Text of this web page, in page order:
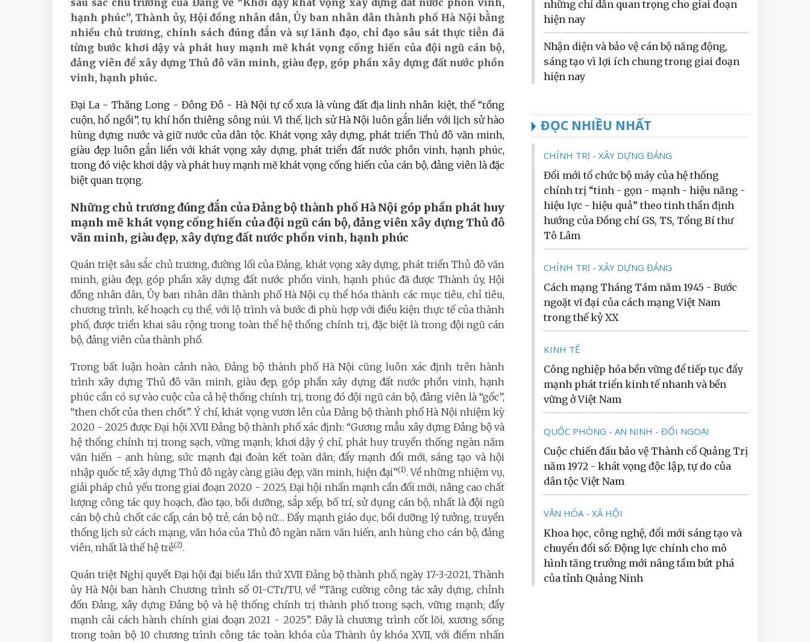
sâu sắc chủ trương của Đảng về “Khơi dậy khát vọng xây dựng đất nước phồn vinh,
hạnh phúc”, Thành ủy, Hội đồng nhân dân, Ủy ban nhân dân thành phố Hà Nội bằng
nhiều chủ trương, chính sách đúng đắn và sự lãnh đạo, chỉ đạo sâu sát thực tiễn đã
từng bước khơi dậy và phát huy mạnh mẽ khát vọng cống hiến của đội ngũ cán bộ,
đảng viên để xây dựng Thủ đô văn minh, giàu đẹp, góp phần xây dựng đất nước phồn
vinh, hạnh phúc.
Đại La - Thăng Long - Đông Đô - Hà Nội tự cổ xưa là vùng đất địa linh nhân kiệt, thế “rồng
cuộn, hổ ngồi”, tụ khí hồn thiêng sông núi. Vì thế, lịch sử Hà Nội luôn gắn liền với lịch sử hào
hùng dựng nước và giữ nước của dân tộc. Khát vọng xây dựng, phát triển Thủ đô văn minh,
giàu đẹp luôn gắn liền với khát vọng xây dựng, phát triển đất nước phồn vinh, hạnh phúc,
trong đó việc khơi dậy và phát huy mạnh mẽ khát vọng cống hiến của cán bộ, đảng viên là đặc
biệt quan trọng.
Những chủ trương đúng đắn của Đảng bộ thành phố Hà Nội góp phần phát huy
mạnh mẽ khát vọng cống hiến của đội ngũ cán bộ, đảng viên xây dựng Thủ đô
văn minh, giàu đẹp, xây dựng đất nước phồn vinh, hạnh phúc
Quán triệt sâu sắc chủ trương, đường lối của Đảng, khát vọng xây dựng, phát triển Thủ đô văn
minh, giàu đẹp, góp phần xây dựng đất nước phồn vinh, hạnh phúc đã được Thành ủy, Hội
đồng nhân dân, Ủy ban nhân dân thành phố Hà Nội cụ thể hóa thành các mục tiêu, chỉ tiêu,
chương trình, kế hoạch cụ thể, với lộ trình và bước đi phù hợp với điều kiện thực tế của thành
phố, được triển khai sâu rộng trong toàn thể hệ thống chính trị, đặc biệt là trong đội ngũ cán
bộ, đảng viên của thành phố.
Trong bất luận hoàn cảnh nào, Đảng bộ thành phố Hà Nội cũng luôn xác định trên hành
trình xây dựng Thủ đô văn minh, giàu đẹp, góp phần xây dựng đất nước phồn vinh, hạnh
phúc cần có sự vào cuộc của cả hệ thống chính trị, trong đó đội ngũ cán bộ, đảng viên là “gốc”,
“then chốt của then chốt”. Ý chí, khát vọng vươn lên của Đảng bộ thành phố Hà Nội nhiệm kỳ
2020 - 2025 được Đại hội XVII Đảng bộ thành phố xác định: “Gương mẫu xây dựng Đảng bộ và
hệ thống chính trị trong sạch, vững mạnh; khơi dậy ý chí, phát huy truyền thống ngàn năm
văn hiến - anh hùng, sức mạnh đại đoàn kết toàn dân; đẩy mạnh đổi mới, sáng tạo và hội
nhập quốc tế; xây dựng Thủ đô ngày càng giàu đẹp, văn minh, hiện đại”(1). Về những nhiệm vụ,
giải pháp chủ yếu trong giai đoạn 2020 - 2025, Đại hội nhấn mạnh cần đổi mới, nâng cao chất
lượng công tác quy hoạch, đào tạo, bồi dưỡng, sắp xếp, bố trí, sử dụng cán bộ, nhất là đội ngũ
cán bộ chủ chốt các cấp, cán bộ trẻ, cán bộ nữ… Đẩy mạnh giáo dục, bồi dưỡng lý tưởng, truyền
thống lịch sử cách mạng, văn hóa của Thủ đô ngàn năm văn hiến, anh hùng cho cán bộ, đảng
viên, nhất là thế hệ trẻ(2).
Quán triệt Nghị quyết Đại hội đại biểu lần thứ XVII Đảng bộ thành phố, ngày 17-3-2021, Thành
ủy Hà Nội ban hành Chương trình số 01-CTr/TU, về “Tăng cường công tác xây dựng, chỉnh
đốn Đảng, xây dựng Đảng bộ và hệ thống chính trị thành phố trong sạch, vững mạnh; đẩy
mạnh cải cách hành chính giai đoạn 2021 - 2025”. Đây là chương trình cốt lõi, xương sống
trong toàn bộ 10 chương trình công tác toàn khóa của Thành ủy khóa XVII, với điểm nhấn
những chỉ dẫn quan trọng cho giai đoạn
hiện nay
Nhận diện và bảo vệ cán bộ năng động,
sáng tạo vì lợi ích chung trong giai đoạn
hiện nay
ĐỌC NHIỀU NHẤT
CHÍNH TRỊ - XÂY DỰNG ĐẢNG
Đổi mới tổ chức bộ máy của hệ thống
chính trị “tinh - gọn - mạnh - hiệu năng -
hiệu lực - hiệu quả” theo tinh thần định
hướng của Đồng chí GS, TS, Tổng Bí thư
Tô Lâm
CHÍNH TRỊ - XÂY DỰNG ĐẢNG
Cách mạng Tháng Tám năm 1945 - Bước
ngoặt vĩ đại của cách mạng Việt Nam
trong thế kỷ XX
KINH TẾ
Công nghiệp hóa bền vững để tiếp tục đẩy
mạnh phát triển kinh tế nhanh và bền
vững ở Việt Nam
QUỐC PHÒNG - AN NINH - ĐỐI NGOẠI
Cuộc chiến đấu bảo vệ Thành cổ Quảng Trị
năm 1972 - khát vọng độc lập, tự do của
dân tộc Việt Nam
VĂN HÓA - XÃ HỘI
Khoa học, công nghệ, đổi mới sáng tạo và
chuyển đổi số: Động lực chính cho mô
hình tăng trưởng mới nâng tầm bứt phá
của tỉnh Quảng Ninh